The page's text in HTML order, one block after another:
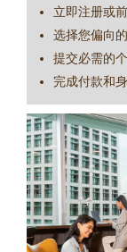
立即注册或
选择您偏向
提交必需的
完成付款和